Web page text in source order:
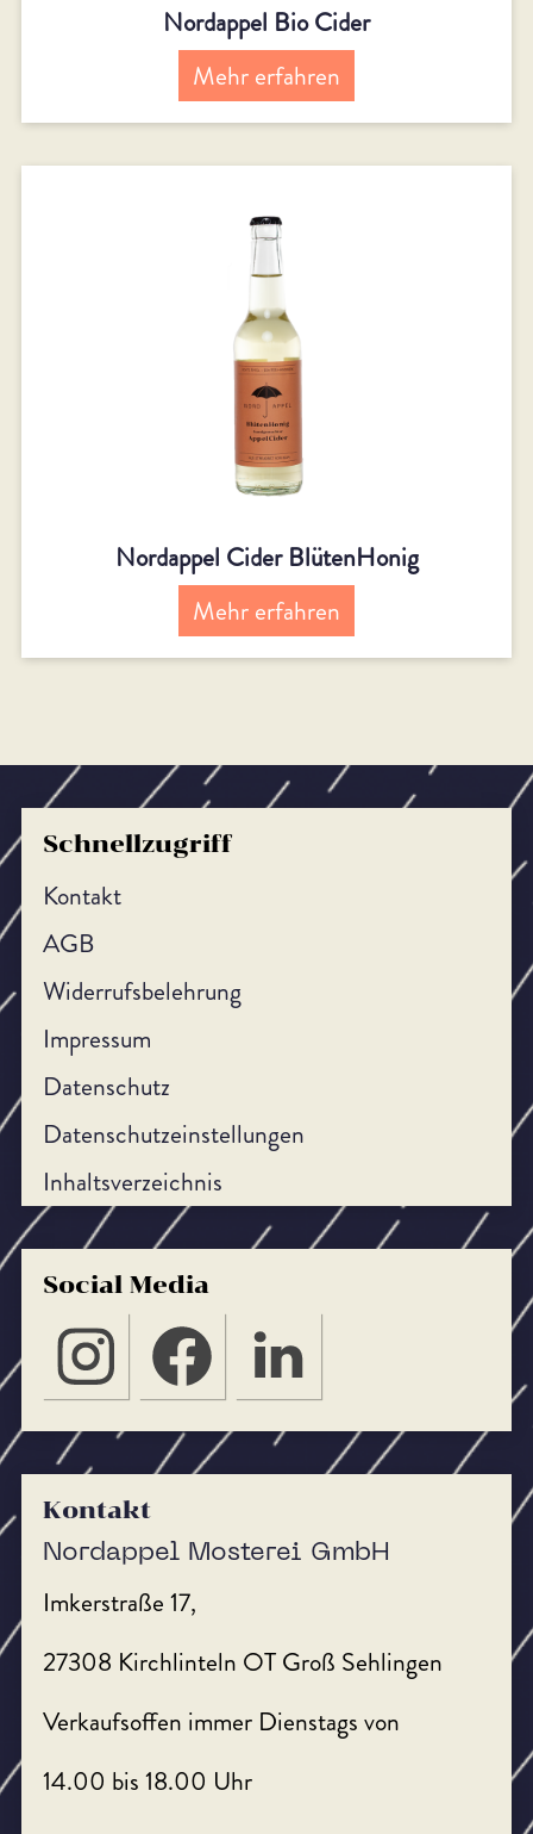
Nordappel Bio Cider
Mehr erfahren
Nordappel Cider BlütenHonig
Mehr erfahren
Schnellzugriff
Kontakt
AGB
Widerrufsbelehrung
Impressum
Datenschutz
Datenschutzeinstellungen
Inhaltsverzeichnis
Social Media
Kontakt
Nordappel Mosterei GmbH
Imkerstraße 17,
27308 Kirchlinteln OT Groß Sehlingen
Verkaufsoffen immer Dienstags von
14.00 bis 18.00 Uhr